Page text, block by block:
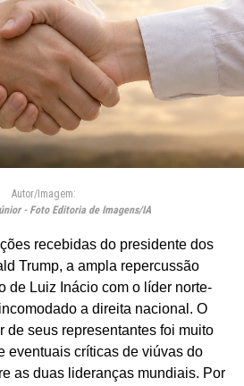
Autor/Imagem:
- Foto Editoria de Imagens/IA
recebidas do presidente dos
Trump, a ampla repercussão
de Luiz Inácio com o líder norte-
a direita nacional. O
de seus representantes foi muito
eventuais críticas de viúvas do
as duas lideranças mundiais. Por